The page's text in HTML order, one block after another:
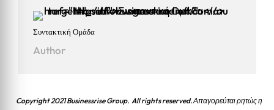
Συντακτική Ομάδα
Author
Copyright 2021 Businessrise Group. All rights reserved. Απαγορεύται ρητώς η